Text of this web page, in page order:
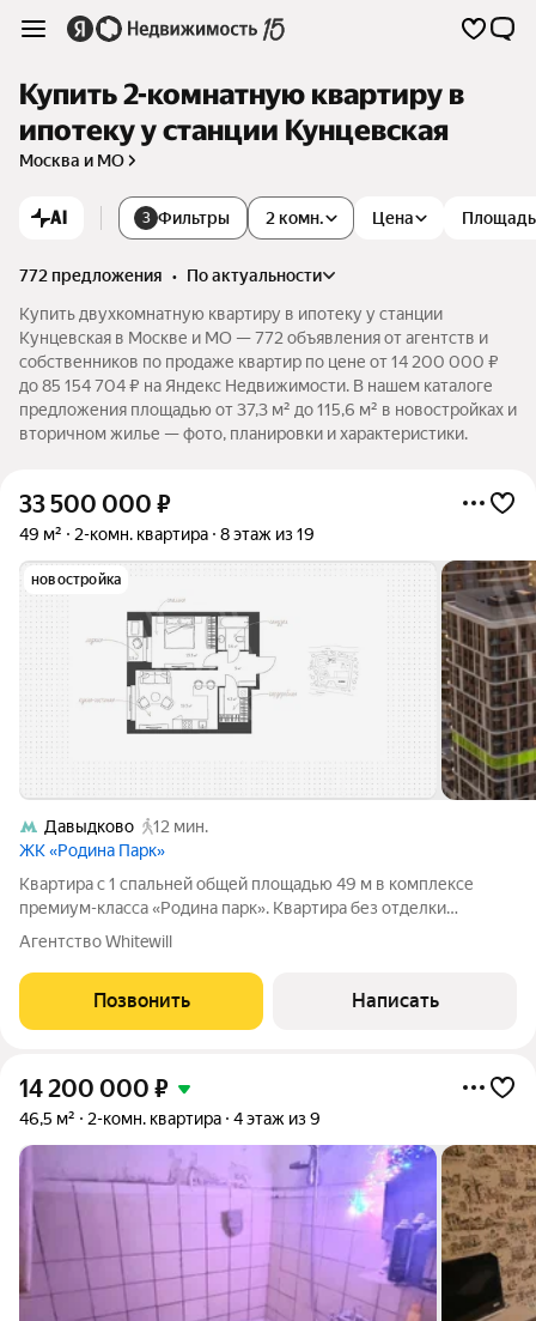
Купить 2-комнатную квартиру в
ипотеку у станции Кунцевская
Москва и МО
AI 3 Фильтры 2 комн. Цена Площадь
772 предложения •
по актуальности
Купить двухкомнатную квартиру в ипотеку у станции
Кунцевская в Москве и МО — 772 объявления от агентств и
собственников по продаже квартир по цене от 14 200 000 ₽
до 85 154 704 ₽ на Яндекс Недвижимости. В нашем каталоге
предложения площадью от 37,3 м² до 115,6 м² в новостройках и
вторичном жилье — фото, планировки и характеристики.
33 500 000 ₽
49 м² 2-комн. квартира 8 этаж из 19
новостройка
Давыдково
12 мин.
ЖК «Родина Парк»
Квартира с 1 спальней общей площадью 49 м в комплексе
премиум-класса «Родина парк». Квартира без отделки
расположена на 8 этаже в корпусе 3. Планировка: кухня-
гардеробная и прихожая. Из окон
Агентство Whitewill
Позвонить Написать
14 200 000 ₽
46,5 м² 2-комн. квартира 4 этаж из 9